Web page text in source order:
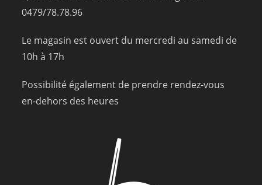
0479/78.78.96
Le magasin est ouvert du mercredi au samedi de
10h à 17h
Possibilité également de prendre rendez-vous
en-dehors des heures